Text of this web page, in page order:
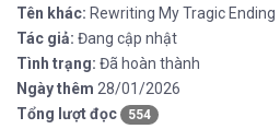
Tên khác: Rewriting My Tragic Ending
Tác giả: Đang cập nhật
Tình trạng: Đã hoàn thành
Ngày thêm 28/01/2026
Tổng lượt đọc
554